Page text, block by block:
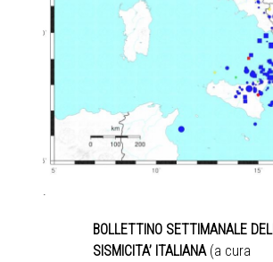
.
BOLLETTINO SETTIMANALE
SISMICITA’ ITALIANA(a cura